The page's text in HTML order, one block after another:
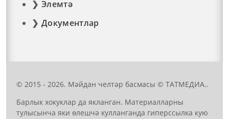
Элемтә
Документлар
© 2015 - 2026. Мәйдан челтәр басмасы © ТАТМЕДИА..
Барлык хокуклар да якланган. Материалларны
тулысынча яки өлешчә кулланганда гиперссылка кую